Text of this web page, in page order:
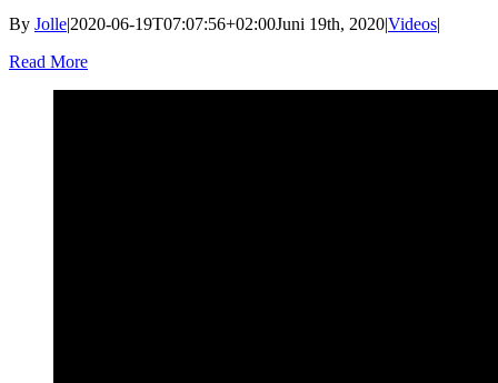
By Jolle|2020-06-19T07:07:56+02:00Juni 19th, 2020|Videos|
Read More